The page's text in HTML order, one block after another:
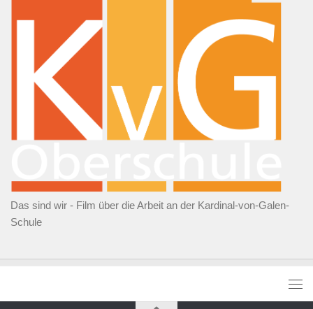
Das sind wir - Film über die Arbeit an der Kardinal-von-Galen-
Schule